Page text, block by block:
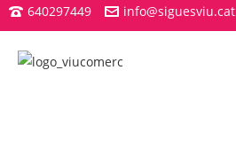
640297449 info@siguesviu.cat